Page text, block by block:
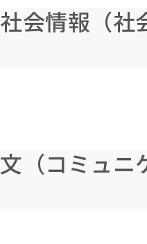
社会情報（社
文（コミュ